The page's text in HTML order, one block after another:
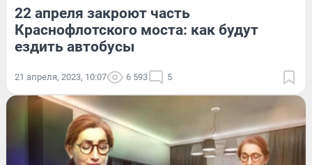
22 апреля закроют часть
Краснофлотского моста: как будут
ездить автобусы
21 апреля, 2023, 10:07 6 593 5